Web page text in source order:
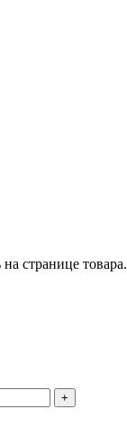
странице товара.
+